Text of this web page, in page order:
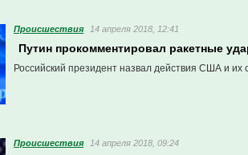
Проиcшествия 14 апреля 2018, 12:41
Путин прокомментировал ракетные
Российский президент назвал действия США и их
Проиcшествия 14 апреля 2018, 09:24